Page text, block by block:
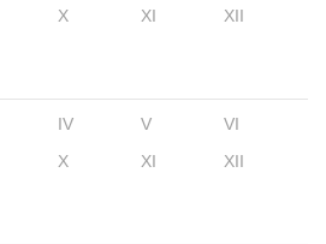
X XI XII
IV V
VI
X XI XII